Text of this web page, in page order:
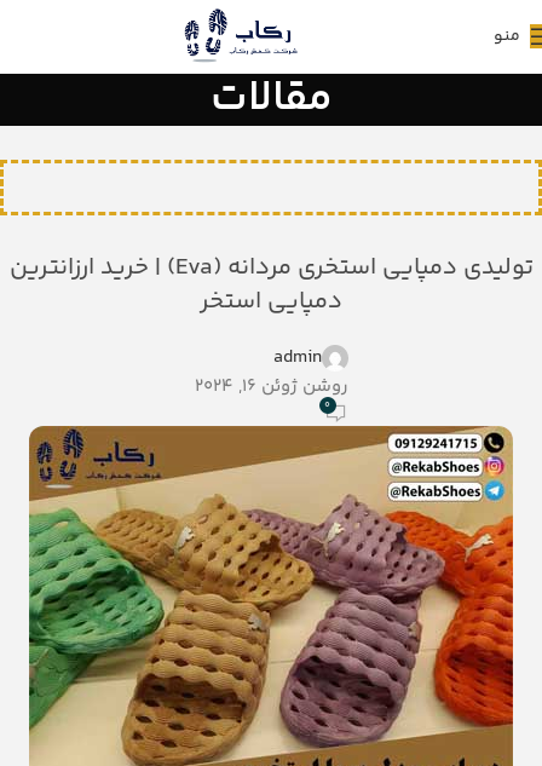
منو
مقالات
تولیدی دمپایی استخری مردانه (Eva) | خرید ارزانترین
دمپایی استخر
admin
روشن ژوئن 16, 2024
0